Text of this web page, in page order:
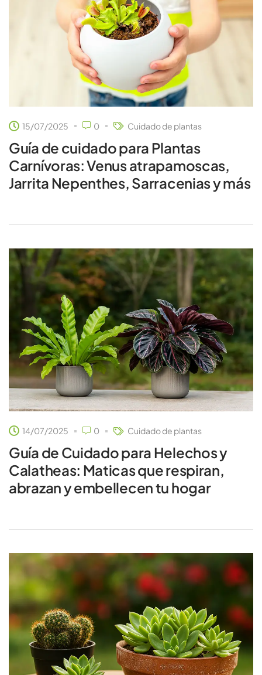
15/07/2025 0 Cuidado de plantas
Guía de cuidado para Plantas
Carnívoras: Venus atrapamoscas,
Jarrita Nepenthes, Sarracenias y más
14/07/2025 0 Cuidado de plantas
Guía de Cuidado para Helechos y
Calatheas: Maticas que respiran,
abrazan y embellecen tu hogar